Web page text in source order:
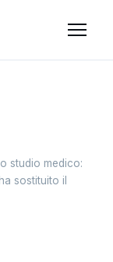
studio medico:
sostituito il